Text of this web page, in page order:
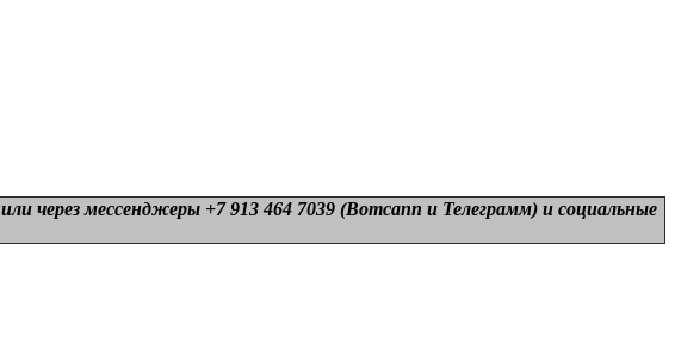
или через мессенджеры +7 913 464 7039 (Вотсапп и Телеграмм) и социальные